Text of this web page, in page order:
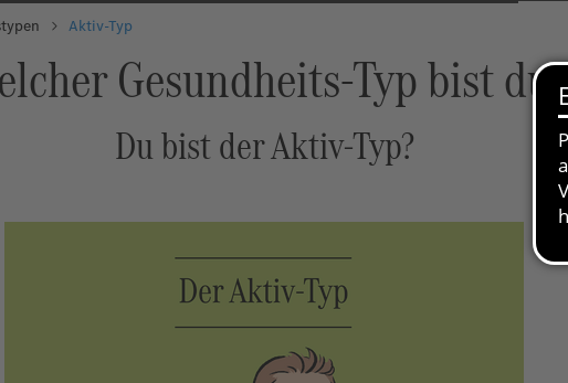
Aktiv-Typ
Gesundheits-Typ bist du?
Du bist der Aktiv-Typ?